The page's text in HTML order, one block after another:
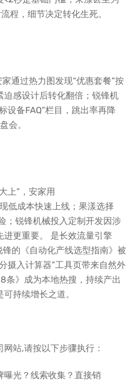
程，细节决定转化生死。
通过热力图发现“优惠套餐”按
感设计后转化翻倍；锐锋机
设备FAQ”栏目，跳出率再降
会。
上”，安家用
低成本快速上线；果漾选择
；锐锋机械投入定制开发因涉
进更重要。 是长效流量引擎
的《自动化产线选型指南》被
摄入计算器”工具页带来自然外
条》成为本地热搜，持续产出
持续增长之道。
站,请按以下步骤执行：
光？线索收集？直接销